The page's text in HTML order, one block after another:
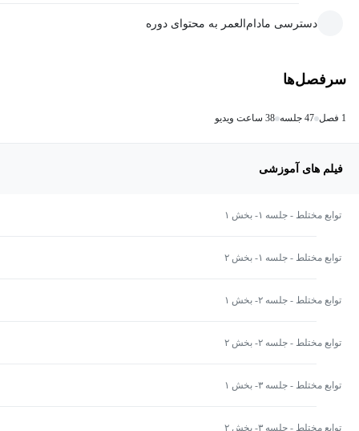
دسترسی مادام‌العمر به محتوای دوره
سرفصل‌ها
1 فصل 47 جلسه 38 ساعت ویدیو
فیلم های آموزشی
توابع مختلط - جلسه ۱- بخش ۱
توابع مختلط - جلسه ۱- بخش ۲
توابع مختلط - جلسه ۲- بخش ۱
توابع مختلط - جلسه ۲- بخش ۲
توابع مختلط - جلسه ۳- بخش ۱
توابع مختلط - جلسه ۳- بخش ۲